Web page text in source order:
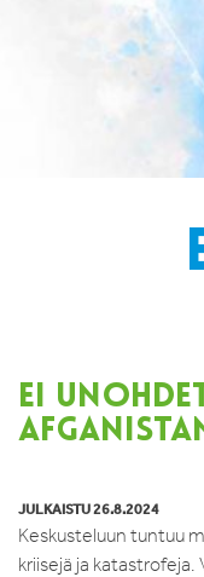
EI
JULKAISTU 26.8.2024
Keskusteluun tuntuu
kriisejä ja